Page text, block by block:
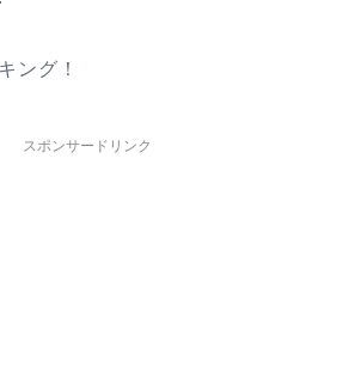
ング！
スポンサードリンク